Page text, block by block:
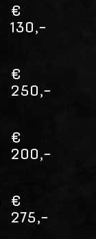
€
130,-
€
250,-
€
200,-
€
275,-